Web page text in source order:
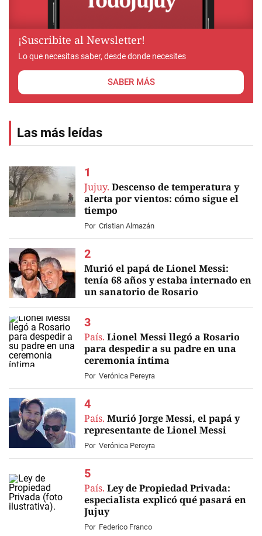
¡Suscribite al Newsletter!
Lo que necesitas saber, desde donde necesites
SABER MÁS
Las más leídas
Jujuy. Descenso de temperatura y
alerta por vientos: cómo sigue el
tiempo
Por Cristian Almazán
EN VIVO
Murió el papá de Lionel Messi:
tenía 68 años y estaba internado en
un sanatorio de Rosario
País. Lionel Messi llegó a Rosario
para despedir a su padre en una
ceremonia íntima
Por Verónica Pereyra
País. Murió Jorge Messi, el papá y
representante de Lionel Messi
Por Verónica Pereyra
País. Ley de Propiedad Privada:
especialista explicó qué pasará en
Jujuy
Por Federico Franco